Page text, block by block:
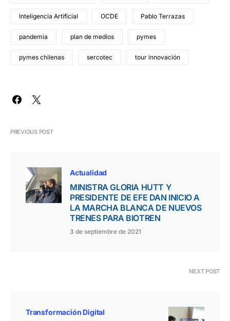
Inteligencia Artificial OCDE Pablo Terrazas
pandemia plan de medios pymes
pymes chilenas sercotec tour innovación
PREVIOUS POST
Actualidad
MINISTRA GLORIA HUTT Y
PRESIDENTE DE EFE DAN INICIO A
LA MARCHA BLANCA DE NUEVOS
TRENES PARA BIOTREN
3 de septiembre de 2021
NEXT POST
Transformación Digital